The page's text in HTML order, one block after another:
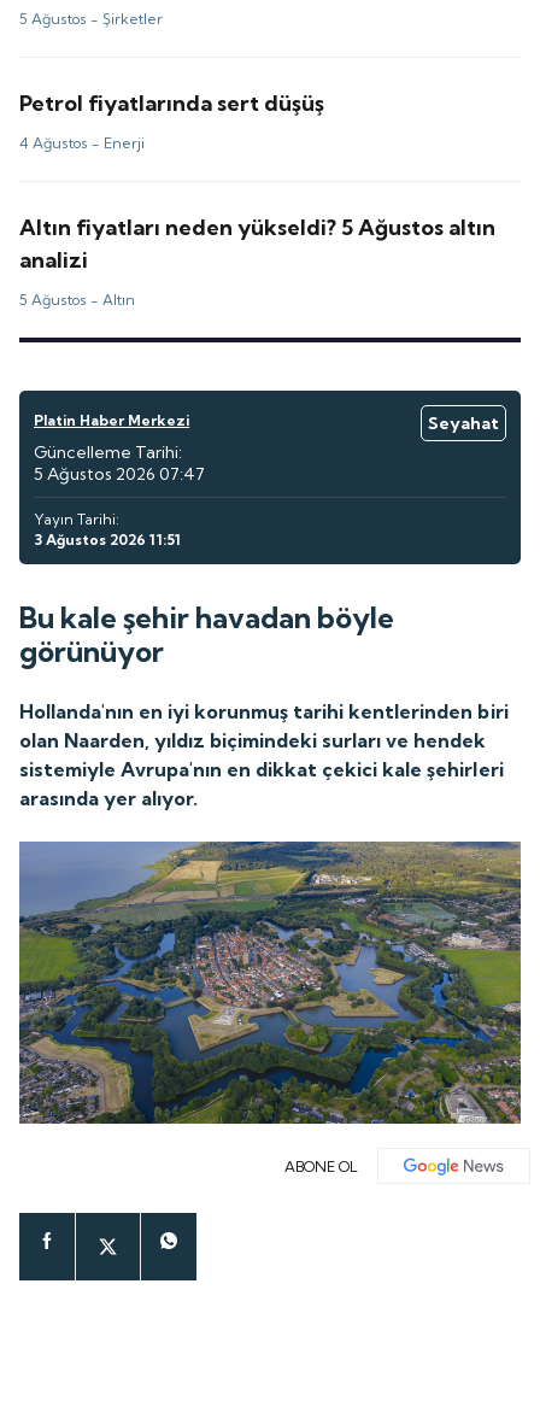
5 Ağustos -Şirketler
Petrol fiyatlarında sert düşüş
4 Ağustos - Enerji
Altın fiyatları neden yükseldi? 5 Ağustos altın
analizi
5 Ağustos -Altın
Platin Haber Merkezi
Seyahat
Güncelleme Tarihi:
5 Ağustos 2026 07:47
Yayın Tarihi:
3 Ağustos 2026 11:51
Bu kale şehir havadan böyle
görünüyor
Hollanda'nın en iyi korunmuş tarihi kentlerinden biri
olan Naarden, yıldız biçimindeki surları ve hendek
sistemiyle Avrupa'nın en dikkat çekici kale şehirleri
arasında yer alıyor.
ABONE OL